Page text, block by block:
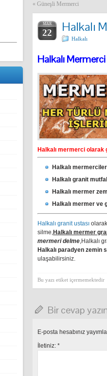
« Güneşli Mermerci
MAR
22 Halkalı
Halkalı
Halkalı
Halkalı mermerci
Halkalı
Halkalı granit
Halkalı mermer
Halkalı mermer ve
Halkalı granit ustası
silme, Halkalı mermer
mermeri delme ,Halkalı
Halkalı paradyen zemin
ulaşabilirsiniz.
Bu yazı etiket içermemektedir
Bir cevap
E-posta hesabınız
İletiniz: *